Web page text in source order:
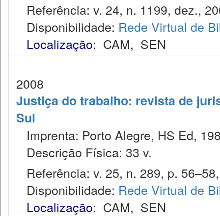
Referência: v. 24, n. 1199, dez.,
Disponibilidade: Rede Virtual de
Localização: CAM, SEN
2008
Justiça do trabalho: revista de
Sul
Imprenta: Porto Alegre, HS Ed,
Descrição Física: 33 v.
Referência: v. 25, n. 289, p.
Disponibilidade: Rede Virtual de
Localização: CAM, SEN